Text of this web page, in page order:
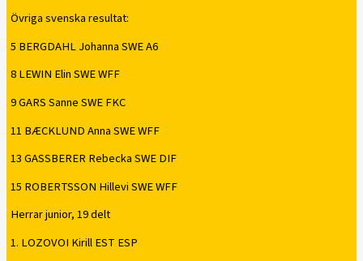
Övriga svenska resultat:
5 BERGDAHL Johanna SWE A6
8 LEWIN Elin SWE WFF
9 GARS Sanne SWE FKC
11 BÆCKLUND Anna SWE WFF
13 GASSBERER Rebecka SWE DIF
15 ROBERTSSON Hillevi SWE WFF
Herrar junior, 19 delt
1. LOZOVOI Kirill EST ESP